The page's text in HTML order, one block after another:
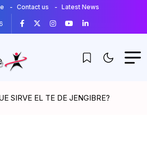
Contact us Latest News
SIRVE EL TE DE JENGIBRE?